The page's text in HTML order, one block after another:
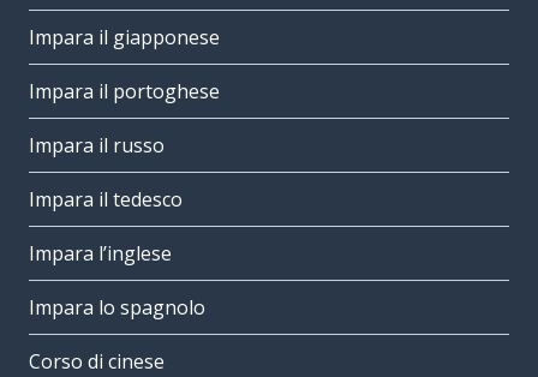
Impara il giapponese
Impara il portoghese
Impara il russo
Impara il tedesco
Impara l’inglese
Impara lo spagnolo
Corso di cinese